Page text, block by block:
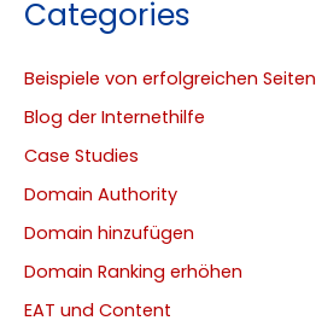
Categories
Beispiele von erfolgreichen Seiten
Blog der Internethilfe
Case Studies
Domain Authority
Domain hinzufügen
Domain Ranking erhöhen
EAT und Content